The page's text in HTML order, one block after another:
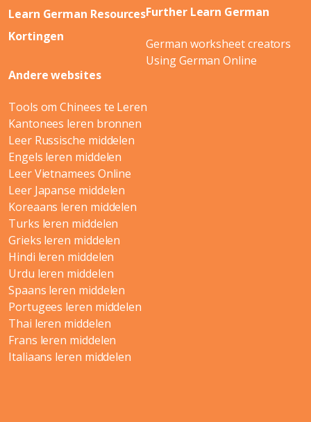
Learn German Resources
Kortingen
Further Learn German
German worksheet creators
Using German Online
Andere websites
Tools om Chinees te Leren
Kantonees leren bronnen
Leer Russische middelen
Engels leren middelen
Leer Vietnamees Online
Leer Japanse middelen
Koreaans leren middelen
Turks leren middelen
Grieks leren middelen
Hindi leren middelen
Urdu leren middelen
Spaans leren middelen
Portugees leren middelen
Thai leren middelen
Frans leren middelen
Italiaans leren middelen